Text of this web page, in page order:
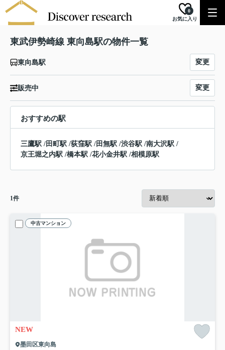
お気に入り
0
東武伊勢崎線 東向島駅の物件一覧
東向島駅 変更
販売中 変更
おすすめの駅
三鷹駅 /田町駅 /荻窪駅 /田無駅 /渋谷駅 /南大沢駅 /
京王堀之内駅 /橋本駅 /花小金井駅 /相模原駅
1件
中古マンション
NEW
墨田区東向島